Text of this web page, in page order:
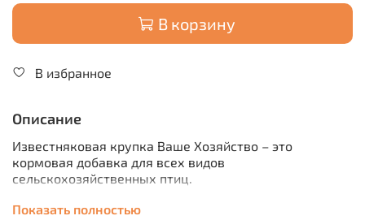
В корзину
В избранное
Описание
Известняковая крупка Ваше Хозяйство – это
кормовая добавка для всех видов
сельскохозяйственных птиц.
Ключевые особенности:
Показать полностью